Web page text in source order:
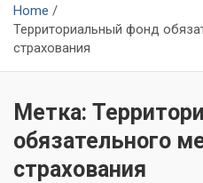
Home
Территориальный фонд
страхования
Метка:
обязательного
страхования